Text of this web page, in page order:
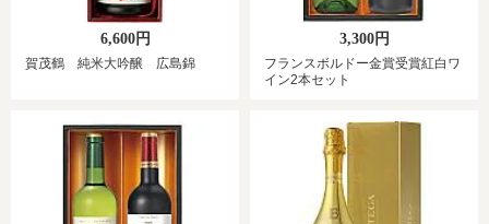
6,600円
賀茂鶴 純米大吟醸 広島錦
3,300円
フランスボルドー金賞受賞紅白ワ
イン2本セット